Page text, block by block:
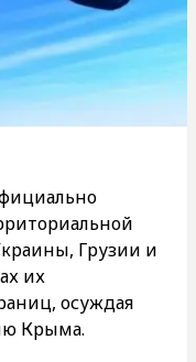
Грузии и
их
осуждая
Крыма.